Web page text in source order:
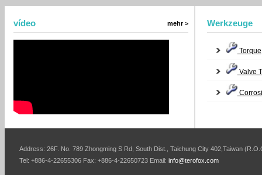
vídeo mehr > Werkzeuge
Torque
Valve
Address: 26F. No. 789 Zhongming S Rd, South Dist., Taichung City 402,Taiwan
Tel: +886-4-22655306 Fax: +886-4-22650723 Email: info@terofox.com